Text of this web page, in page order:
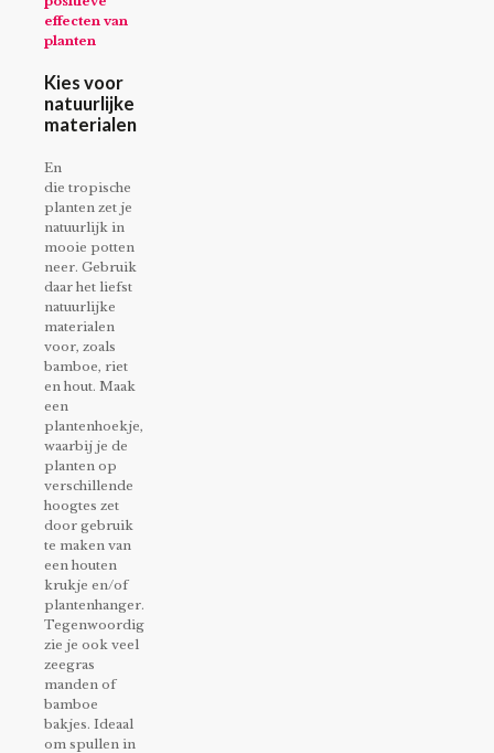
effecten van
planten
Kies voor
natuurlijke
materialen
En
die tropische
planten zet je
natuurlijk in
mooie potten
neer. Gebruik
daar het liefst
natuurlijke
materialen
voor, zoals
bamboe, riet
en hout. Maak
een
plantenhoekje,
waarbij je de
planten op
verschillende
hoogtes zet
door gebruik
te maken van
een houten
krukje en/of
plantenhanger.
Tegenwoordig
zie je ook veel
zeegras
manden of
bamboe
bakjes. Ideaal
om spullen in